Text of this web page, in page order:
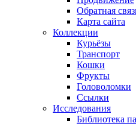
Обратная
Карта сайта
Коллекции
Курьёзы
Транспорт
Кошки
Фрукты
Головоломки
Ссылки
Исследования
Библиотека